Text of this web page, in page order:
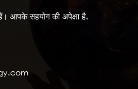
आपके सहयोग की अपेक्षा है.